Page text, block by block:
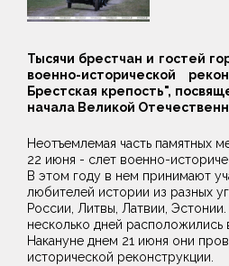
Тысячи брестчан и гостей
военно-исторической
Брестская крепость",
начала Великой
Неотъемлемая часть памятных
22 июня - слет военно-
В этом году в нем принимают
любителей истории из разных
России, Литвы, Латвии,
несколько дней расположились
Накануне днем 21 июня они
исторической реконструкции.